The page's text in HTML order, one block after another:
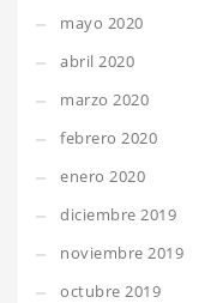
mayo 2020
abril 2020
marzo 2020
febrero 2020
enero 2020
diciembre 2019
noviembre 2019
octubre 2019